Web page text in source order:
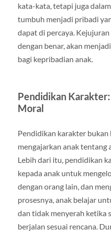
kata-kata, tetapi juga
tumbuh menjadi pribadi
dapat di percaya.
dengan benar, akan
bagi kepribadian anak.
Pendidikan
Moral
Pendidikan karakter bukan
mengajarkan anak tentang
Lebih dari itu, pendidikan
kepada anak untuk
dengan orang lain, dan
prosesnya, anak belajar
dan tidak menyerah ketika
berjalan sesuai rencana.